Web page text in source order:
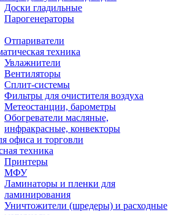
Доски гладильные
Парогенераторы
Отпариватели
техника
Увлажнители
Вентиляторы
Сплит-системы
Фильтры для очистителя воздуха
Метеостанции, барометры
Обогреватели масляные,
инфракрасные, конвекторы
офиса и торговли
техника
Принтеры
МФУ
Ламинаторы и пленки для
ламинирования
Уничтожители (шредеры) и расходные